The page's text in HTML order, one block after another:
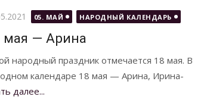
05. МАЙ НАРОДНЫЙ КАЛЕНДАРЬ
мая — Арина
народный праздник отмечается 18 мая. В
календаре 18 мая — Арина, Ирина-
далее...